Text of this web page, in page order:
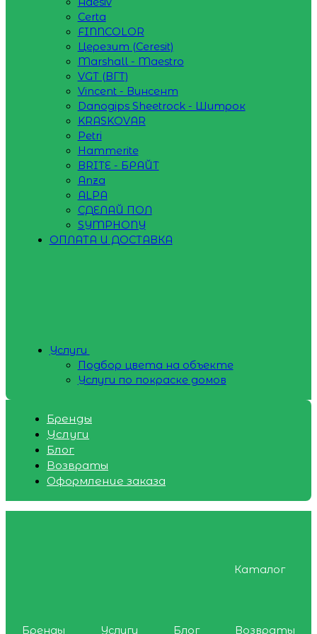
Certa
FINNCOLOR
Церезит (Ceresit)
Marshall - Maestro
VGT (ВГТ)
Vincent - Винсент
Danogips Sheetrock - Шитрок
KRASKOVAR
Petri
Hammerite
BRITE - БРАЙТ
Anza
ALPA
СДЕЛАЙ ПОЛ
SYMPHONY
ОПЛАТА И ДОСТАВКА
Услуги
Подбор цвета на объекте
Услуги по покраске домов
Бренды
Услуги
Блог
Возвраты
Оформление заказа
Каталог
Бренды Услуги Блог
Возвраты